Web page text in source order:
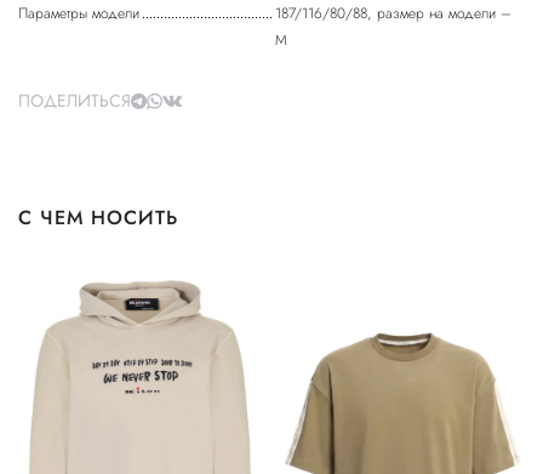
Параметры модели
187/116/80/88, размер на модели –
М
ПОДЕЛИТЬСЯ
С ЧЕМ НОСИТЬ